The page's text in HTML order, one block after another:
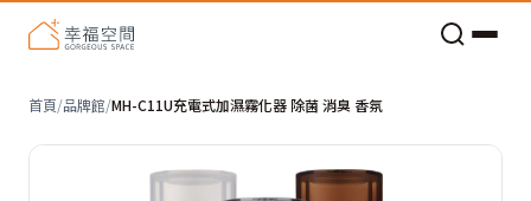
首頁/品牌館/MH-C11U充電式加濕霧化器 除菌 消臭 香氛